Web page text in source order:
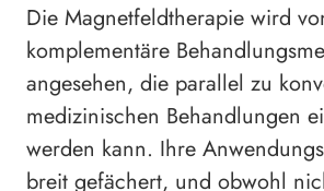
Die Magnetfeldtherapie wird
komplementäre
angesehen, die parallel zu
medizinischen Behandlungen
werden kann. Ihre
breit gefächert, und obwohl